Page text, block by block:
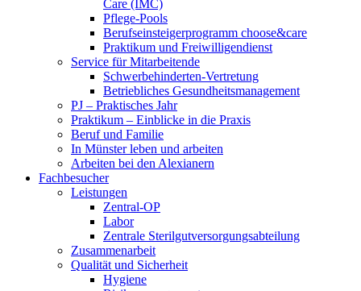
Care (IMC)
Pflege-Pools
Berufseinsteigerprogramm choose&care
Praktikum und Freiwilligendienst
Service für Mitarbeitende
Schwerbehinderten-Vertretung
Betriebliches Gesundheitsmanagement
PJ – Praktisches Jahr
Praktikum – Einblicke in die Praxis
Beruf und Familie
In Münster leben und arbeiten
Arbeiten bei den Alexianern
Fachbesucher
Leistungen
Zentral-OP
Labor
Zentrale Sterilgutversorgungsabteilung
Zusammenarbeit
Qualität und Sicherheit
Hygiene